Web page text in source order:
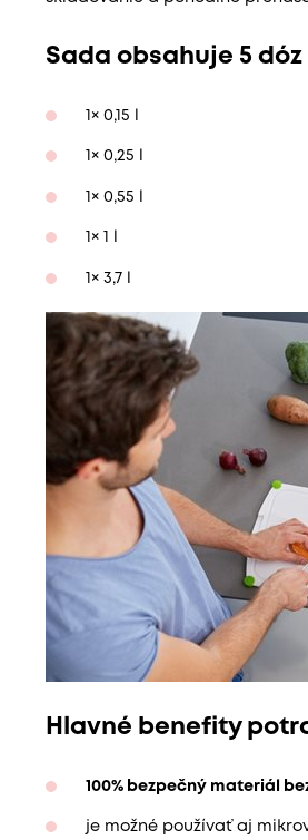
Sada obsahuje 5
1× 0,15 l
1× 0,25 l
1× 0,55 l
1× 1 l
1× 3,7 l
Hlavné benefity
100% bezpečný materiál
je možné používať aj